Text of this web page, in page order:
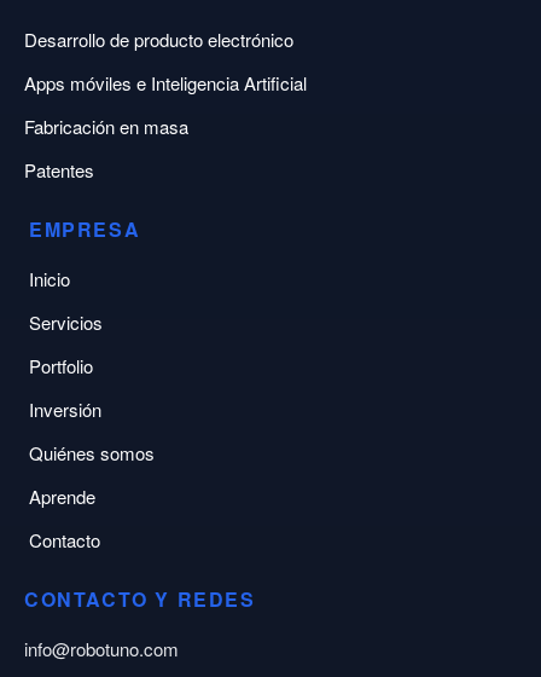
Desarrollo de producto electrónico
Apps móviles e Inteligencia Artificial
Fabricación en masa
Patentes
EMPRESA
Inicio
Servicios
Portfolio
Inversión
Quiénes somos
Aprende
Contacto
CONTACTO Y REDES
info@robotuno.com